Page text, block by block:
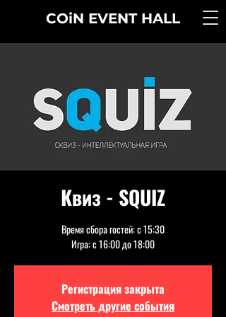
COiN EVENT HALL
Квиз - SQUIZ
Время сбора гостей: с 15:30
Игра: с 16:00 до 18:00
Регистрация закрыта
Смотреть другие события